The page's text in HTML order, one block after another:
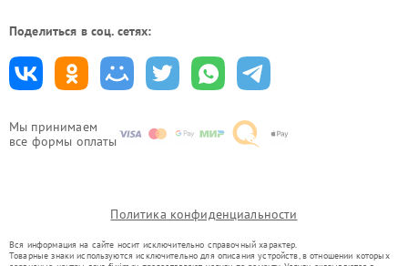
Мы принимаем
все формы оплаты
Поделиться в соц. сетях:
Политика конфиденциальности
Вся информация на сайте носит исключительно справочный характер.
Товарные знаки используются исключительно для описания устройств, в отношении которых